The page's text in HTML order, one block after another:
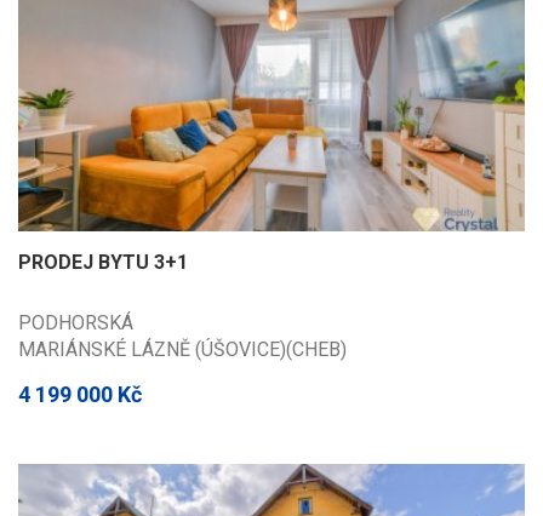
PRODEJ BYTU 3+1
PODHORSKÁ
MARIÁNSKÉ LÁZNĚ (ÚŠOVICE)(CHEB)
4 199 000 Kč